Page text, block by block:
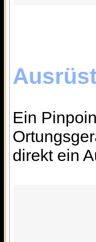
Ein
direkt ein